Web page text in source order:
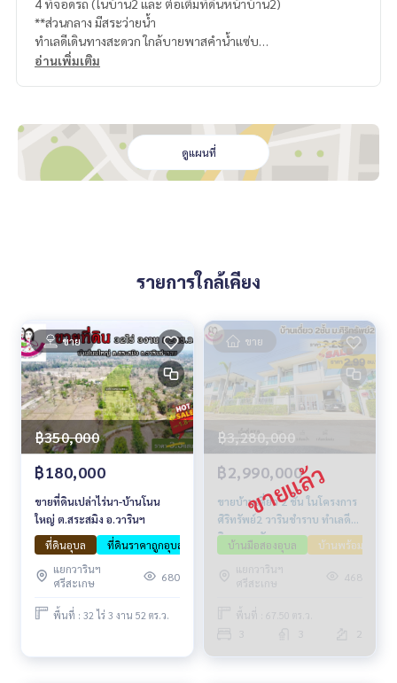
4 ที่จอดรถ (ในบ้าน2 และ ต่อเติมที่ดินหน้าบ้าน2)
**ส่วนกลาง มีสระว่ายน้ำ
ทำเลดีเดินทางสะดวก ใกล้บายพาสคำน้ำแซ่บ
วารินชำราบ-ศรีสะเกษ,
10 นาทีถึง รถไฟวารินชำราบ
10 นาทีถึงโลตัสวาริน
10 นาทีถึง บิ๊กซีวาริน
ต่อเติม โรงจอดรถและห้องเก็บของหน้าบ้าน
ต่อเติมระแนงรั้ว
⚡️รีโนเวทอีก 100,000
ค่าโอนคนละครึ่ง
อ่านเพิ่มเติม
ดูแผนที่
รายการใกล้เคียง
ขาย
฿350,000
฿180,000
ขายที่ดินเปล่าไร่นา-บ้านโนน
ใหญ่ ต.สระสมิง อ.วารินฯ
ที่ดินอุบล
ที่ดินราคาถูกอุบล
ขายที่ดินอุบลราชธานี
แยกวารินฯ
ศรีสะเกษ
680
พื้นที่ : 32 ไร่ 3 งาน 52 ตร.ว.
ขาย
฿3,280,000
฿2,990,000
ขายบ้านเดี่ยว 2 ชั้น ในโครงการ
ศิริทรัพย์2 วารินชำราบ ทำเลดี
ติดถนนหลัก
บ้านมือสองอุบล
บ้านพร้อมอยู่
แยกวารินฯ
ศรีสะเกษ
468
พื้นที่ : 67.50 ตร.ว.